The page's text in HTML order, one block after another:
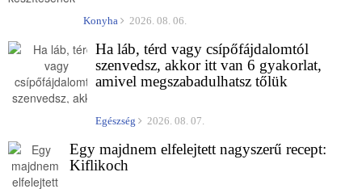
Konyha 2026. 08. 06.
Ha láb, térd vagy csípőfájdalomtól
szenvedsz, akkor itt van 6 gyakorlat,
amivel megszabadulhatsz tőlük
Egészség 2026. 08. 07.
Egy majdnem elfelejtett nagyszerű recept:
Kiflikoch